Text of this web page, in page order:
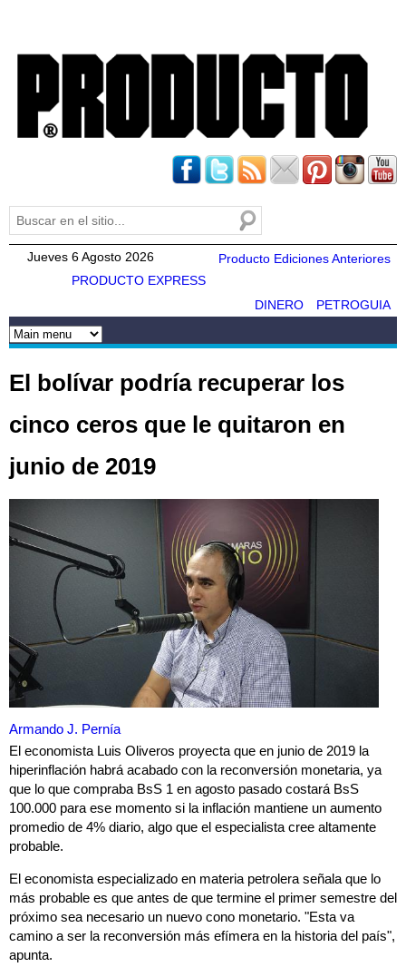
Formulario de búsqueda
Buscar
Jueves 6 Agosto 2026
Producto Ediciones Anteriores
PRODUCTO EXPRESS
PETROGUIA
DINERO
El bolívar podría recuperar los
cinco ceros que le quitaron en
junio de 2019
Armando J. Pernía
El economista Luis Oliveros proyecta que en junio de 2019 la
hiperinflación habrá acabado con la reconversión monetaria, ya
que lo que compraba BsS 1 en agosto pasado costará BsS
100.000 para ese momento si la inflación mantiene un aumento
promedio de 4% diario, algo que el especialista cree altamente
probable.
El economista especializado en materia petrolera señala que lo
más probable es que antes de que termine el primer semestre del
próximo sea necesario un nuevo cono monetario. "Esta va
camino a ser la reconversión más efímera en la historia del país",
apunta.